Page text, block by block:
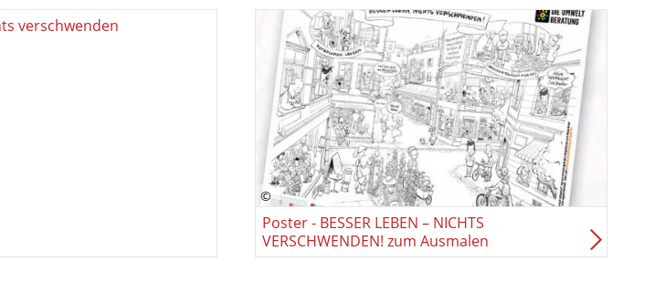
verschwenden
Poster - BESSER LEBEN – NICHTS
VERSCHWENDEN! zum Ausmalen